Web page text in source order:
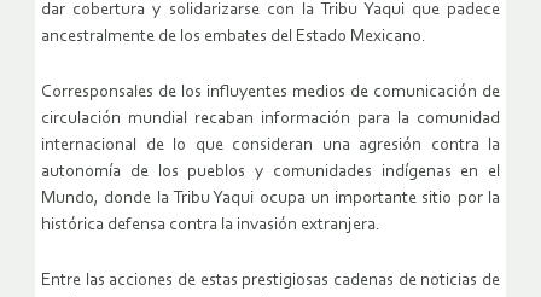
dar cobertura y solidarizarse con la Tribu Yaqui que padece
ancestralmente de los embates del Estado Mexicano.
Corresponsales de los influyentes medios de comunicación de
circulación mundial recaban información para la comunidad
internacional de lo que consideran una agresión contra la
autonomía de los pueblos y comunidades indígenas en el
Mundo, donde la Tribu Yaqui ocupa un importante sitio por la
histórica defensa contra la invasión extranjera.
Entre las acciones de estas prestigiosas cadenas de noticias de